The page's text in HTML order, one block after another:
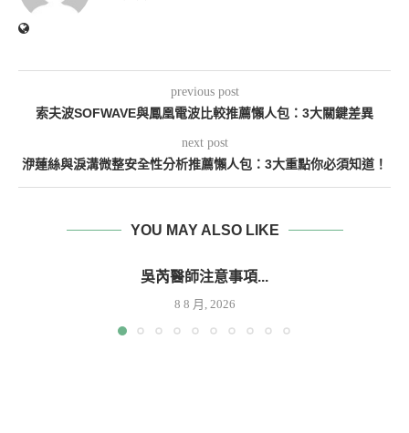
previous post
索夫波SOFWAVE與鳳凰電波比較推薦懶人包：3大關鍵差異
next post
洢蓮絲與淚溝微整安全性分析推薦懶人包：3大重點你必須知道！
YOU MAY ALSO LIKE
吳芮醫師注意事項...
8 8 月, 2026